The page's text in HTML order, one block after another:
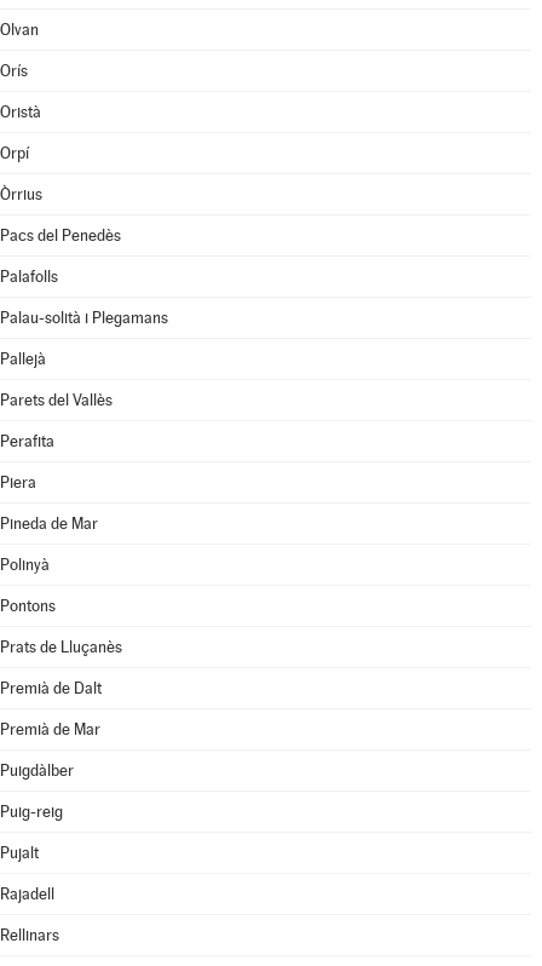
Olvan
Orís
Oristà
Orpí
Òrrius
Pacs del Penedès
Palafolls
Palau-solità i Plegamans
Pallejà
Parets del Vallès
Perafita
Piera
Pineda de Mar
Polinyà
Pontons
Prats de Lluçanès
Premià de Dalt
Premià de Mar
Puigdàlber
Puig-reig
Pujalt
Rajadell
Rellinars